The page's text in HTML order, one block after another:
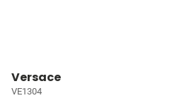
Versace
VE1304